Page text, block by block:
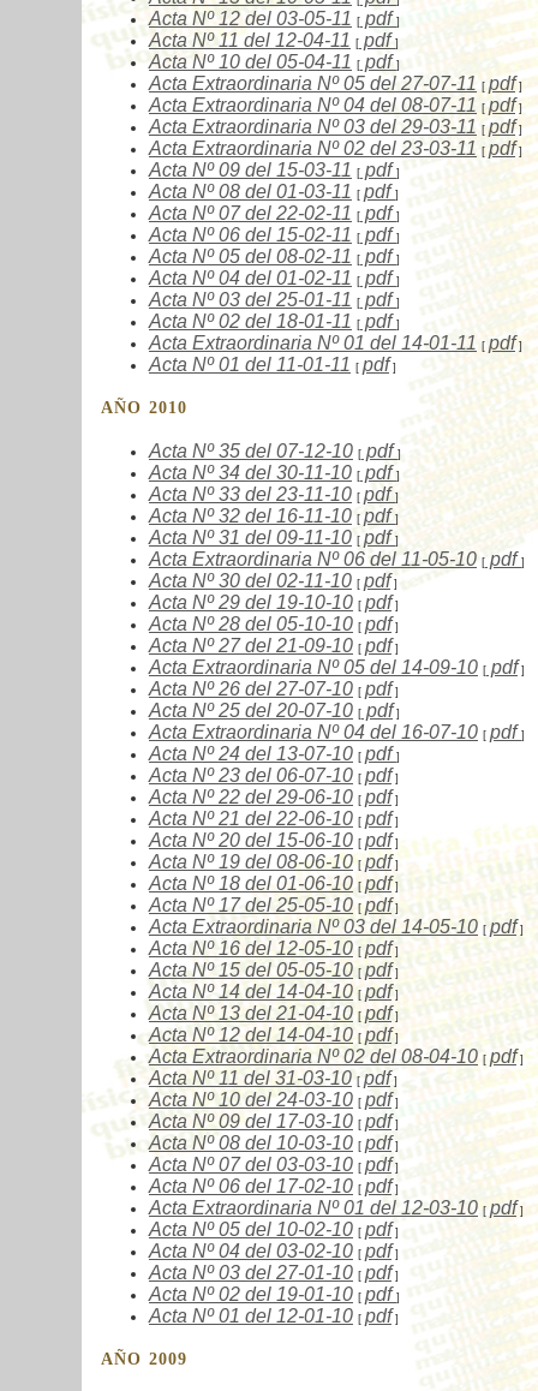
Acta Nº12 del 03-05-11 [ pdf]
Acta Nº11 del 12-04-11 [ pdf]
Acta Nº10 del 05-04-11 [ pdf]
Acta Extraordinaria Nº05 del 27-07-11 [ pdf ]
Acta Extraordinaria Nº04 del 08-07-11 [pdf ]
Acta Extraordinaria Nº03 del 29-03-11 [pdf]
Acta Extraordinaria Nº02 del 23-03-11 [ pdf]
Acta Nº09 del 15-03-11 [ pdf]
Acta Nº08 del 01-03-11 [ pdf]
Acta Nº07del 22-02-11 [ pdf]
Acta Nº06 del 15-02-11 [ pdf]
Acta Nº05 del 08-02-11 [ pdf]
Acta Nº04 del 01-02-11 [ pdf]
Acta Nº03 del 25-01-11 [ pdf]
Acta Nº02 del 18-01-11 [ pdf]
Acta Extraordinaria Nº01 del 14-01-11 [ pdf ]
Acta Nº01 del 11-01-11 [ pdf ]
AÑO 2010
Acta Nº35 del 07-12-10 [ pdf ]
Acta Nº34 del 30-11-10 [ pdf ]
Acta Nº33 del 23-11-10 [ pdf]
Acta Nº32 del 16-11-10 [ pdf]
Acta Nº31 del 09-11-10 [ pdf]
Acta Extraordinaria Nº06 del 11-05-10 [pdf]
Acta Nº30 del 02-11-10 [ pdf ]
Acta Nº29 del 19-10-10 [ pdf ]
Acta Nº28 del 05-10-10 [ pdf ]
Acta Nº27del 21-09-10 [ pdf ]
Acta Extraordinaria Nº05 del 14-09-10 [ pdf ]
Acta Nº26 del 27-07-10 [ pdf ]
Acta Nº25 del 20-07-10 [ pdf ]
Acta Extraordinaria Nº04 del 16-07-10 [ pdf]
Acta Nº24 del 13-07-10 [ pdf]
Acta Nº23 del 06-07-10 [ pdf ]
Acta Nº22 del 29-06-10 [ pdf ]
Acta Nº21 del 22-06-10 [ pdf ]
Acta Nº20 del 15-06-10 [ pdf ]
Acta Nº19 del 08-06-10 [pdf]
Acta Nº18 del 01-06-10 [ pdf]
Acta Nº17del 25-05-10 [ pdf]
Acta Extraordinaria Nº03 del 14-05-10 [pdf ]
Acta Nº16 del 12-05-10 [ pdf ]
Acta Nº15del 05-05-10 [ pdf]
Acta Nº14del 14-04-10 [pdf ]
Acta Nº13 del 21-04-10 [ pdf]
Acta Nº12del 14-04-10 [ pdf]
Acta Extraordinaria Nº02del 08-04-10 [ pdf]
Acta Nº11 del 31-03-10 [pdf ]
Acta Nº10del 24-03-10 [ pdf ]
Acta Nº09del 17-03-10 [ pdf ]
Acta Nº08 del 10-03-10 [ pdf ]
Acta Nº07del 03-03-10 [ pdf]
Acta Nº06 del 17-02-10 [ pdf ]
Acta Extraordinaria Nº01 del 12-03-10 [pdf ]
Acta Nº05 del 10-02-10 [ pdf ]
Acta Nº04 del 03-02-10 [ pdf ]
Acta Nº03 del 27-01-10 [ pdf ]
Acta Nº02 del 19-01-10 [ pdf]
Acta Nº01 del 12-01-10 [ pdf ]
AÑO 2009